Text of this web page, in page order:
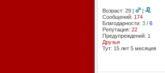
Возраст: 29 |
|
Сообщений: 174
Благодарности: 3/ 6
Репутация: 22
Предупреждений: 1
Друзья
Тут: 15 лет 5 месяцев